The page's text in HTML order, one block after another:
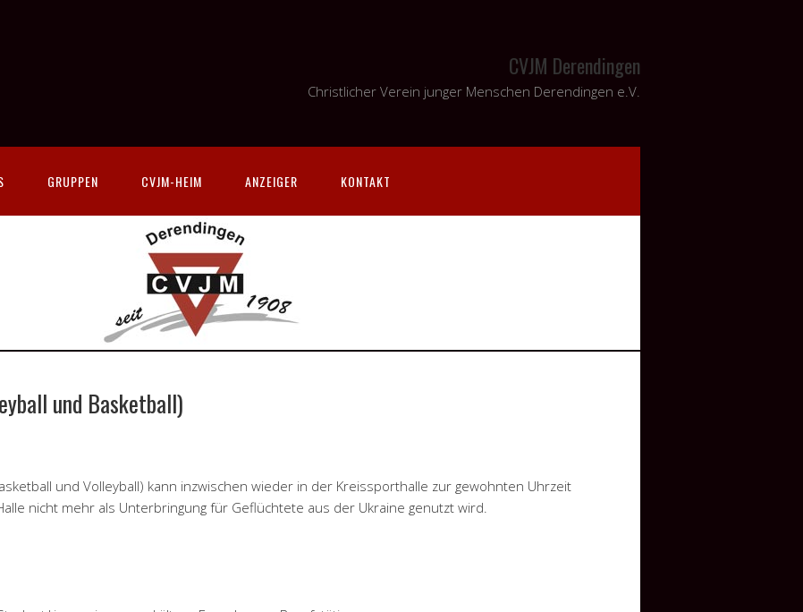
CVJM Derendingen
Christlicher Verein junger Menschen Derendingen e.V.
GRUPPEN CVJM-HEIM ANZEIGER KONTAKT
und Basketball)
und Volleyball) kann inzwischen wieder in der Kreissporthalle zur gewohnten Uhrzeit
nicht mehr als Unterbringung für Geflüchtete aus der Ukraine genutzt wird.